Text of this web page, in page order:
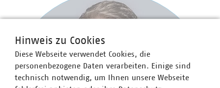
Hinweis zu Cookies
Diese Webseite verwendet Cookies, die
personenbezogene Daten verarbeiten. Einige sind
technisch notwendig, um Ihnen unsere Webseite